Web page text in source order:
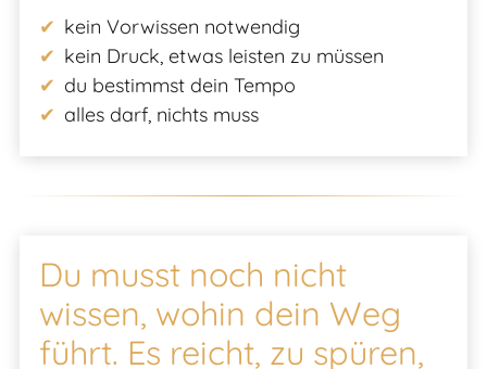
kein Vorwissen notwendig
kein Druck, etwas leisten zu müssen
du bestimmst dein Tempo
alles darf, nichts muss
Du musst noch nicht
wissen, wohin dein Weg
führt. Es reicht, zu spüren,